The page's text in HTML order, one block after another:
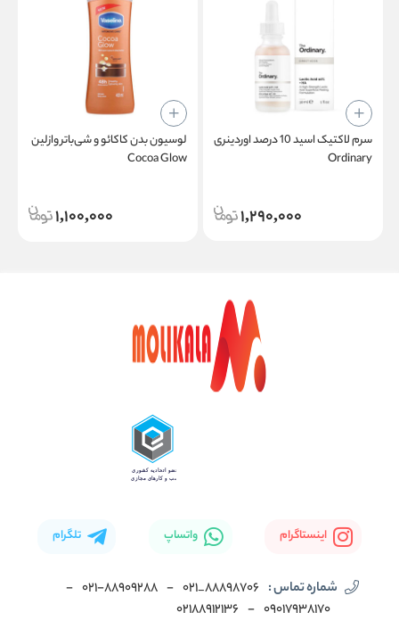
سرم لاکتیک اسید 10 درصد اوردینری
Ordinary
1,290,000
لوسیون بدن کاکائو و شی‌باتر وازلین
Cocoa Glow
1,100,000
اینستاگرام واتساپ تلگرام
شماره تماس : 88898706_021
- ۰۲۱-۸۸۹۰۹۲۸۸ -
۰۹۰۱۷۹۳۸۱۷۰ -
02188912136